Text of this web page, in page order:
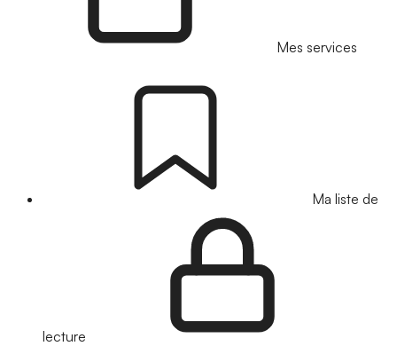
Mes services
Ma liste de
lecture